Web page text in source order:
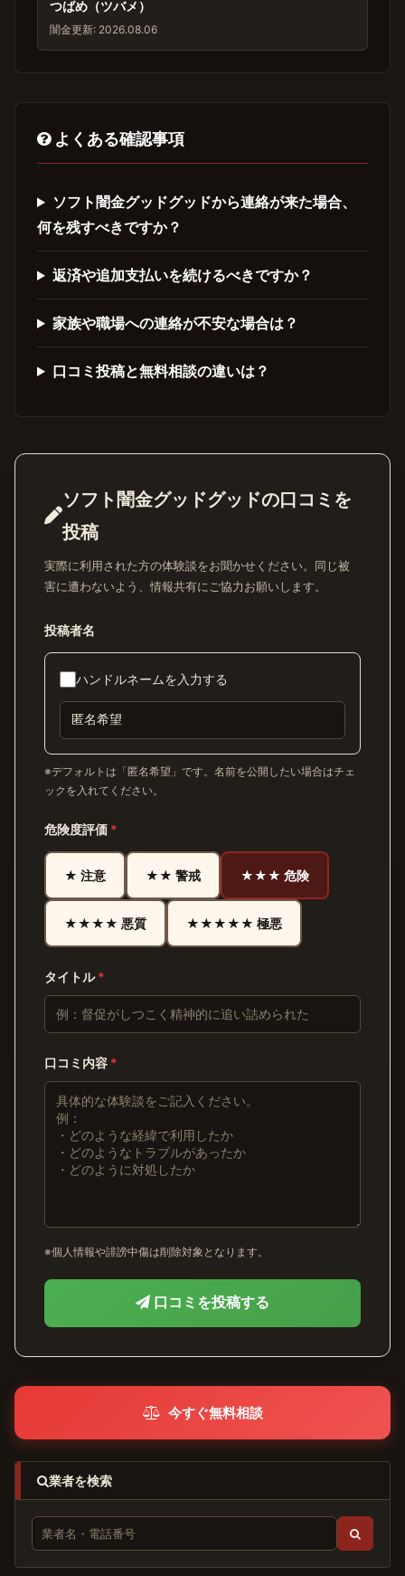
つばめ（ツバメ）
闇金更新: 2026.08.06
よくある確認事項
ソフト闇金グッドグッドから連絡が来た場合、
何を残すべきですか？
返済や追加支払いを続けるべきですか？
家族や職場への連絡が不安な場合は？
口コミ投稿と無料相談の違いは？
ソフト闇金グッドグッドの口コミを
投稿
実際に利用された方の体験談をお聞かせください。同じ被
害に遭わないよう、情報共有にご協力お願いします。
投稿者名
ハンドルネームを入力する
※デフォルトは「匿名希望」です。名前を公開したい場合はチェ
ックを入れてください。
危険度評価 *
★ 注意 ★★ 警戒 ★★★ 危険
★★★★ 悪質 ★★★★★ 極悪
タイトル*
口コミ内容 *
※個人情報や誹謗中傷は削除対象となります。
口コミを投稿する
今すぐ無料相談
業者を検索